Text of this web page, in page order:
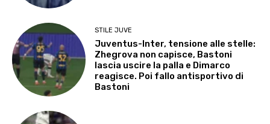
STILE JUVE
Juventus-Inter, tensione alle stelle:
Zhegrova non capisce, Bastoni
lascia uscire la palla e Dimarco
reagisce. Poi fallo antisportivo di
Bastoni